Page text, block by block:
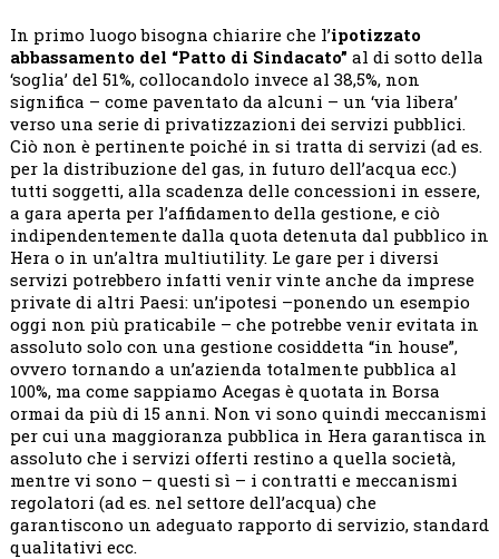
In primo luogo bisogna chiarire che l’ipotizzato
abbassamento del “Patto di Sindacato” al di sotto della
‘soglia’ del 51%, collocandolo invece al 38,5%, non
significa – come paventato da alcuni – un ‘via libera’
verso una serie di privatizzazioni dei servizi pubblici.
Ciò non è pertinente poiché in si tratta di servizi (ad es.
per la distribuzione del gas, in futuro dell’acqua ecc.)
tutti soggetti, alla scadenza delle concessioni in essere,
a gara aperta per l’affidamento della gestione, e ciò
indipendentemente dalla quota detenuta dal pubblico in
Hera o in un’altra multiutility. Le gare per i diversi
servizi potrebbero infatti venir vinte anche da imprese
private di altri Paesi: un’ipotesi –ponendo un esempio
oggi non più praticabile – che potrebbe venir evitata in
assoluto solo con una gestione cosiddetta “in house”,
ovvero tornando a un’azienda totalmente pubblica al
100%, ma come sappiamo Acegas è quotata in Borsa
ormai da più di 15 anni. Non vi sono quindi meccanismi
per cui una maggioranza pubblica in Hera garantisca in
assoluto che i servizi offerti restino a quella società,
mentre vi sono – questi sì – i contratti e meccanismi
regolatori (ad es. nel settore dell’acqua) che
garantiscono un adeguato rapporto di servizio, standard
qualitativi ecc.